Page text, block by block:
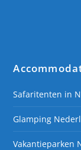
Safaritenten in
Glamping
Vakantieparken